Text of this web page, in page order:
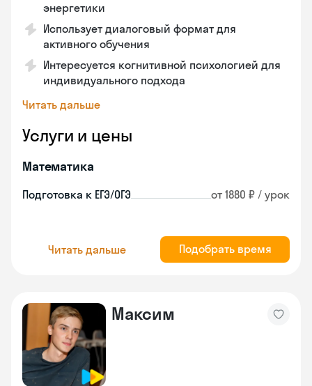
энергетики
Использует диалоговый формат для
активного обучения
Интересуется когнитивной психологией для
индивидуального подхода
Читать дальше
Услуги и цены
Математика
Подготовка к ЕГЭ/ОГЭ от 1880 ₽ / урок
Читать дальше Подобрать время
Максим